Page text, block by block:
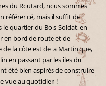
du Routard, nous sommes
référencé, mais il suffit de
le quartier du Bois-Soldat, en
en bord de route et de
la côte est de la Martinique,
en passant par les îles du
été bien aspirés de construire
vue au quotidien !